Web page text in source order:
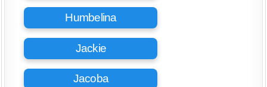
Humbelina
Jackie
Jacoba